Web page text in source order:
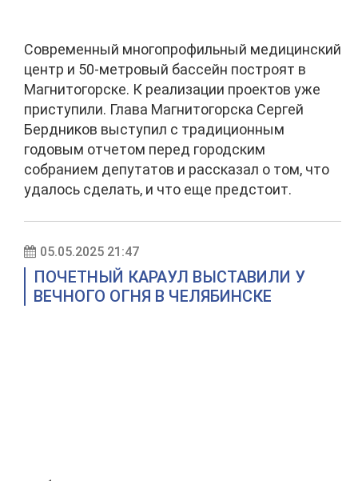
Современный многопрофильный медицинский
центр и 50-метровый бассейн построят в
Магнитогорске. К реализации проектов уже
приступили. Глава Магнитогорска Сергей
Бердников выступил с традиционным
годовым отчетом перед городским
собранием депутатов и рассказал о том, что
удалось сделать, и что еще предстоит.
05.05.2025 21:47
ПОЧЕТНЫЙ КАРАУЛ ВЫСТАВИЛИ У
ВЕЧНОГО ОГНЯ В ЧЕЛЯБИНСКЕ